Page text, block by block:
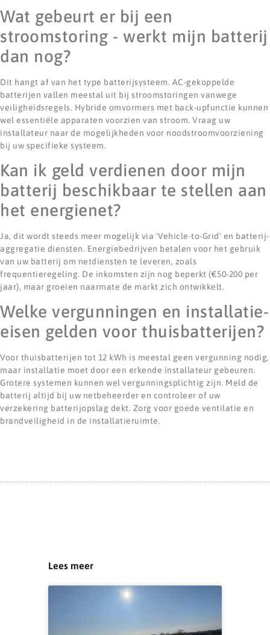
Wat gebeurt er bij een
stroomstoring - werkt mijn batterij
dan nog?
Dit hangt af van het type batterijsysteem. AC-gekoppelde
batterijen vallen meestal uit bij stroomstoringen vanwege
veiligheidsregels. Hybride omvormers met back-upfunctie kunnen
wel essentiële apparaten voorzien van stroom. Vraag uw
installateur naar de mogelijkheden voor noodstroomvoorziening
bij uw specifieke systeem.
Kan ik geld verdienen door mijn
batterij beschikbaar te stellen aan
het energienet?
Ja, dit wordt steeds meer mogelijk via 'Vehicle-to-Grid' en batterij-
aggregatie diensten. Energiebedrijven betalen voor het gebruik
van uw batterij om netdiensten te leveren, zoals
frequentieregeling. De inkomsten zijn nog beperkt (€50-200 per
jaar), maar groeien naarmate de markt zich ontwikkelt.
Welke vergunningen en installatie-
eisen gelden voor thuisbatterijen?
Voor thuisbatterijen tot 12 kWh is meestal geen vergunning nodig,
maar installatie moet door een erkende installateur gebeuren.
Grotere systemen kunnen wel vergunningsplichtig zijn. Meld de
batterij altijd bij uw netbeheerder en controleer of uw
verzekering batterijopslag dekt. Zorg voor goede ventilatie en
brandveiligheid in de installatieruimte.
Lees meer